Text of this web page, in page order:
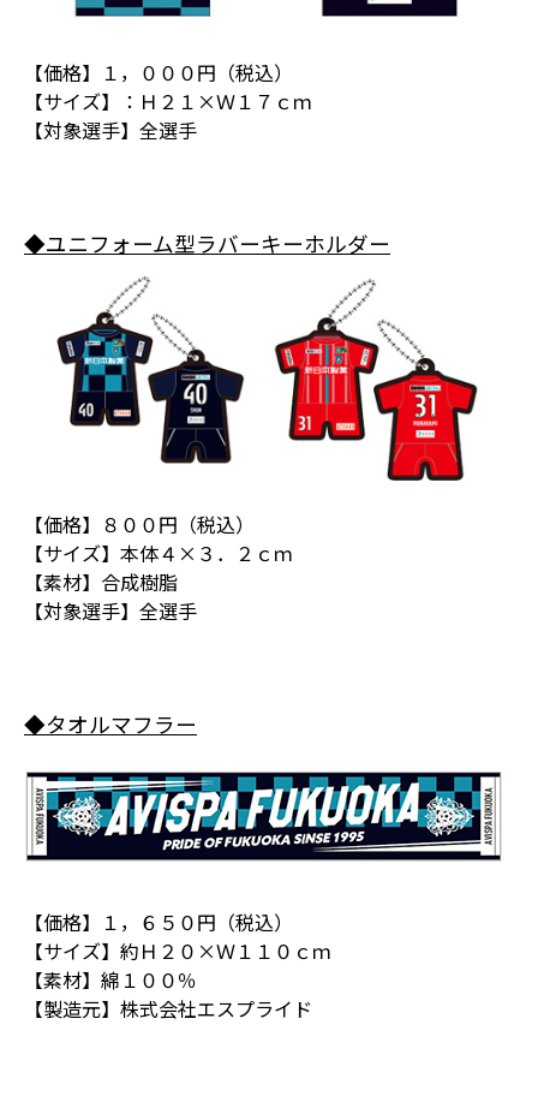
【価格】１，０００円（税込）
【サイズ】：Ｈ２１×Ｗ１７ｃｍ
【対象選手】全選手
◆ユニフォーム型ラバーキーホルダー
【価格】８００円（税込）
【サイズ】本体４×３．２ｃｍ
【素材】合成樹脂
【対象選手】全選手
◆タオルマフラー
【価格】１，６５０円（税込）
【サイズ】約Ｈ２０×Ｗ１１０ｃｍ
【素材】綿１００％
【製造元】株式会社エスプライド